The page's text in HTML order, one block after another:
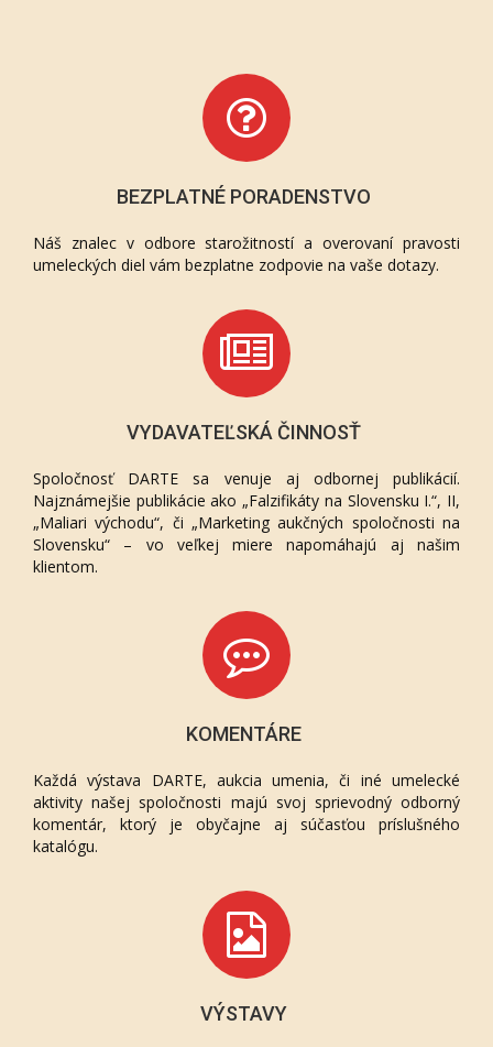
BEZPLATNÉ PORADENSTVO
Náš znalec v odbore starožitností a overovaní pravosti
umeleckých diel vám bezplatne zodpovie na vaše dotazy.
VYDAVATEĽSKÁ ČINNOSŤ
Spoločnosť DARTE sa venuje aj odbornej publikácií.
Najznámejšie publikácie ako „Falzifikáty na Slovensku I.“, II,
„Maliari východu“, či „Marketing aukčných spoločnosti na
Slovensku“ – vo veľkej miere napomáhajú aj našim
klientom.
KOMENTÁRE
Každá výstava DARTE, aukcia umenia, či iné umelecké
aktivity našej spoločnosti majú svoj sprievodný odborný
komentár, ktorý je obyčajne aj súčasťou príslušného
katalógu.
VÝSTAVY